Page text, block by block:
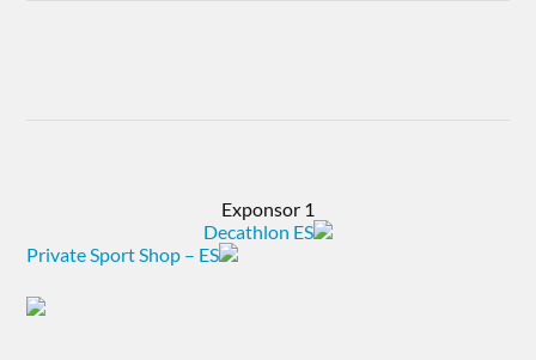
Exponsor 1
Decathlon ES
Private Sport Shop – ES